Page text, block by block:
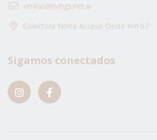
ventas@livings.net.ar
Colectora Norte Acceso Oeste Km 67
Sigamos conectados